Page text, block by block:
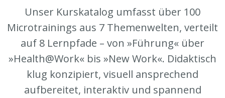
Unser Kurskatalog umfasst über 100
Microtrainings aus 7 Themenwelten, verteilt
auf 8 Lernpfade – von »Führung« über
»Health@Work« bis »New Work«. Didaktisch
klug konzipiert, visuell ansprechend
aufbereitet, interaktiv und spannend